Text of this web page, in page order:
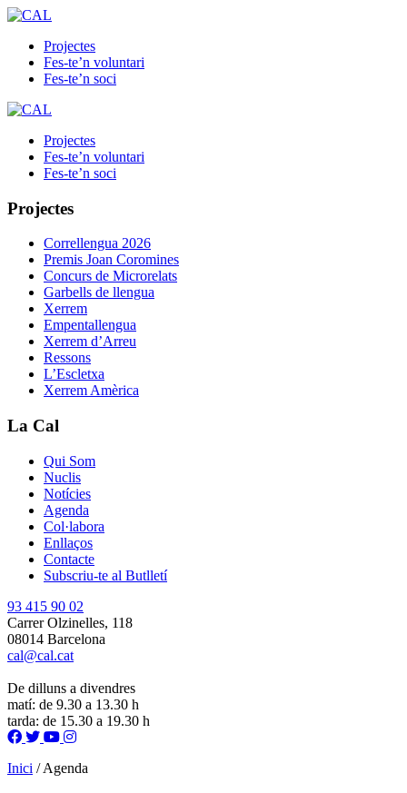
Projectes
Fes-te’n voluntari
Fes-te’n soci
Projectes
Fes-te’n voluntari
Fes-te’n soci
Projectes
Correllengua 2026
Premis Joan Coromines
Concurs de Microrelats
Garbells de llengua
Xerrem
Empentallengua
Xerrem d’Arreu
Ressons
L’Escletxa
Xerrem Amèrica
La Cal
Qui Som
Nuclis
Notícies
Agenda
Col·labora
Enllaços
Contacte
Subscriu-te al Butlletí
93 415 90 02
Carrer Olzinelles, 118
08014 Barcelona
cal@cal.cat
De dilluns a divendres
matí: de 9.30 a 13.30 h
tarda: de 15.30 a 19.30 h
Inici /Agenda